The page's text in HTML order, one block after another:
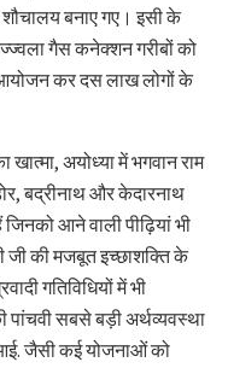
बनाए गए। इसी के
गैस कनेक्शन गरीबों को
आयोजन कर दस लाख लोगों के
अयोध्या में भगवान राम
बद्रीनाथ और केदारनाथ
जिनको आने वाली पीढ़ियां भी
जी की मजबूत इच्छाशक्ति के
गतिविधियों में भी
सबसे बड़ी अर्थव्यवस्था
जैसी कई योजनाओं को